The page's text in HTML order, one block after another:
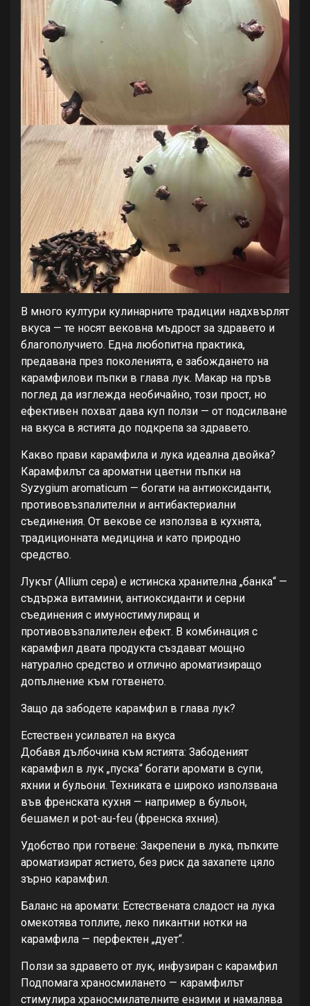
В много култури кулинарните традиции надхвърлят
вкуса — те носят вековна мъдрост за здравето и
благополучието. Една любопитна практика,
предавана през поколенията, е забождането на
карамфилови пъпки в глава лук. Макар на пръв
поглед да изглежда необичайно, този прост, но
ефективен похват дава куп ползи — от подсилване
на вкуса в ястията до подкрепа за здравето.
Какво прави карамфила и лука идеална двойка?
Карамфилът са ароматни цветни пъпки на
Syzygium aromaticum — богати на антиоксиданти,
противовъзпалителни и антибактериални
съединения. От векове се използва в кухнята,
традиционната медицина и като природно
средство.
Лукът (Allium cepa) е истинска хранителна „банка“ —
съдържа витамини, антиоксиданти и серни
съединения с имуностимулиращ и
противовъзпалителен ефект. В комбинация с
карамфил двата продукта създават мощно
натурално средство и отлично ароматизиращо
допълнение към готвенето.
Защо да забодете карамфил в глава лук?
Естествен усилвател на вкуса
Добавя дълбочина към ястията: Забоденият
карамфил в лук „пуска“ богати аромати в супи,
яхнии и бульони. Техниката е широко използвана
във френската кухня — например в бульон,
бешамел и pot-au-feu (френска яхния).
Удобство при готвене: Закрепени в лука, пъпките
ароматизират ястието, без риск да захапете цяло
зърно карамфил.
Баланс на аромати: Естествената сладост на лука
омекотява топлите, леко пикантни нотки на
карамфила — перфектен „дует“.
Ползи за здравето от лук, инфузиран с карамфил
Подпомага храносмилането — карамфилът
стимулира храносмилателните ензими и намалява